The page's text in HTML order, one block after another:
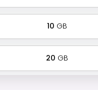
10 GB
20 GB